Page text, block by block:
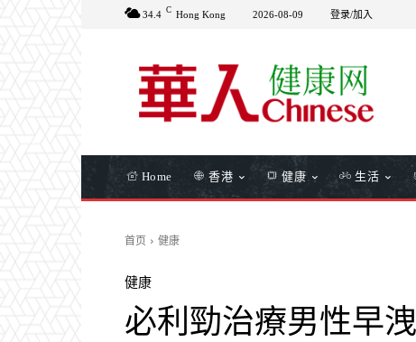
34.4 C Hong Kong 2026-08-09 登录/加入
Home 香港 健康 生活
首页 健康
健康
必利勁治療男性早